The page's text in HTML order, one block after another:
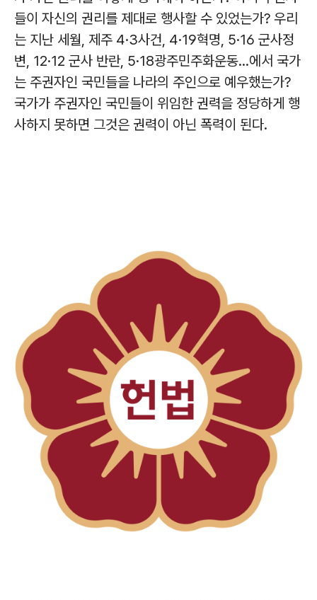
들이 자신의 권리를 제대로 행사할 수 있었는가? 우리
는 지난 세월, 제주 4·3사건, 4·19혁명, 5·16 군사정
변, 12·12 군사 반란, 5·18광주민주화운동...에서 국가
는 주권자인 국민들을 나라의 주인으로 예우했는가?
국가가 주권자인 국민들이 위임한 권력을 정당하게 행
사하지 못하면 그것은 권력이 아닌 폭력이 된다.